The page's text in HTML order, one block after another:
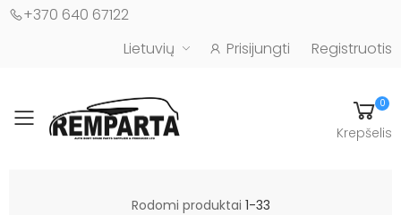
+370 640 67122
Lietuvių
Prisijungti Registruotis
Toggle mobile menu
0
Krepšelis
Rodomi produktai 1-33